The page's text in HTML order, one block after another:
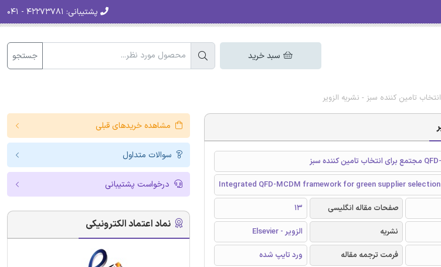
پشتیبانی:
سبد خرید جستجو
Integrated QFD-MCDM framework for green supplier selection
صفحات مقاله انگلیسی
13
نشریه
الزویر - Elsevier
فرمت ترجمه مقاله
ورد تایپ شده
مشاهده خریدهای قبلی
سوالات متداول
درخواست پشتیبانی
نماد اعتماد الکترونیکی